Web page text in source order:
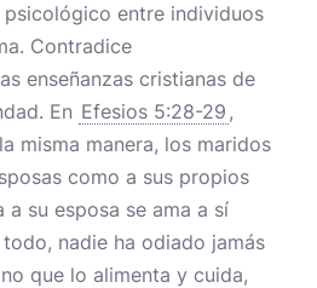
psicológico entre individuos
Contradice
enseñanzas cristianas de
En Efesios 5:28-29 ,
misma manera, los maridos
como a sus propios
a su esposa se ama a sí
nadie ha odiado jamás
que lo alimenta y cuida,